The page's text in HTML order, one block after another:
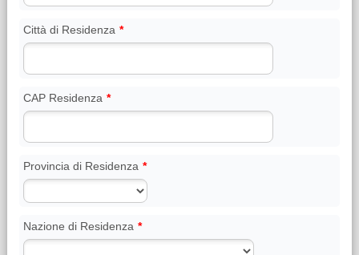
Città di Residenza *
CAP Residenza *
Provincia di Residenza *
Nazione di Residenza *